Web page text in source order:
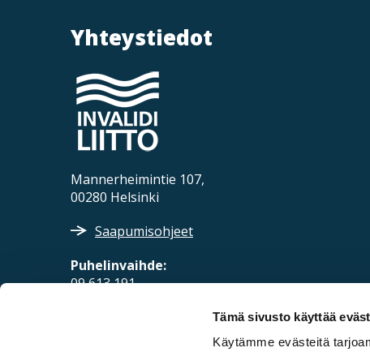
Tämä sivusto käyttää
Käytämme evästeitä
Yhteystiedot
Mannerheimintie 107,
00280 Helsinki
Saapumisohjeet
Puhelinvaihde:
09 613 191